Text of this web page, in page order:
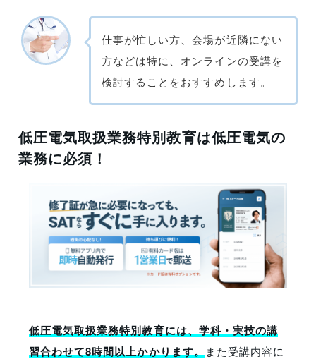
仕事が忙しい方、会場が近隣にない
方などは特に、オンラインの受講を
検討することをおすすめします。
低圧電気取扱業務特別教育は低圧電気の
業務に必須！
低圧電気取扱業務特別教育には、学科・実技の講
習合わせて8時間以上かかります。また受講内容に